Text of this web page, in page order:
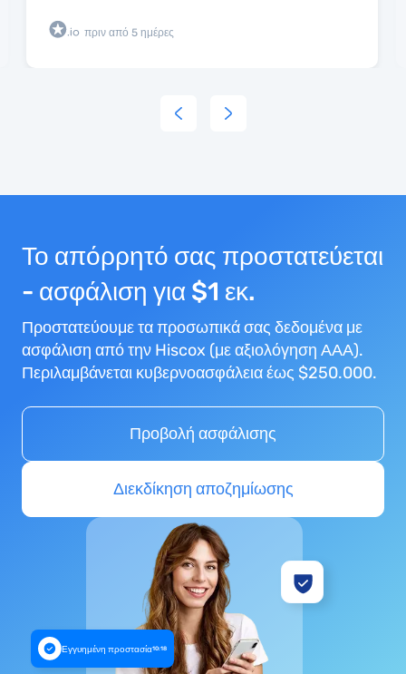
πριν από 5 ημέρες
Το απόρρητό σας προστατεύεται
- ασφάλιση για $1 εκ.
Προστατεύουμε τα προσωπικά σας δεδομένα με
ασφάλιση από την Hiscox (με αξιολόγηση ΑΑΑ).
Περιλαμβάνεται κυβερνοασφάλεια έως $250.000.
Προβολή ασφάλισης
Διεκδίκηση αποζημίωσης
Εγγυημένη προστασία10:18